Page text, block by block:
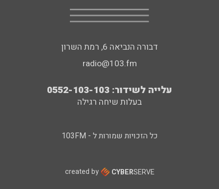
דבורה הנביאה 6, רמת השרון
radio@103.fm
עלייה לשידור: 0552-103-103
בעלות שיחה רגילה
כל הזכויות שמורות ל - 103FM
created by CYBERSERVE